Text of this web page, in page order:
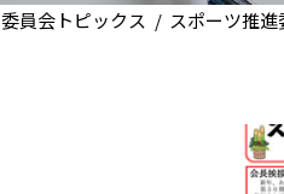
委員会トピックス スポーツ推